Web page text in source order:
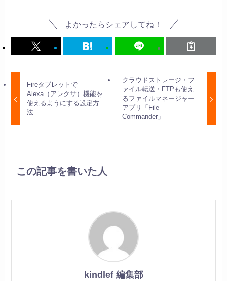
よかったらシェアしてね！
Fireタブレットで
Alexa（アレクサ）機能を
使えるようにする設定方
法
クラウドストレージ・フ
ァイル転送・FTPも使え
るファイルマネージャー
アプリ「File
Commander」
この記事を書いた人
kindlef 編集部